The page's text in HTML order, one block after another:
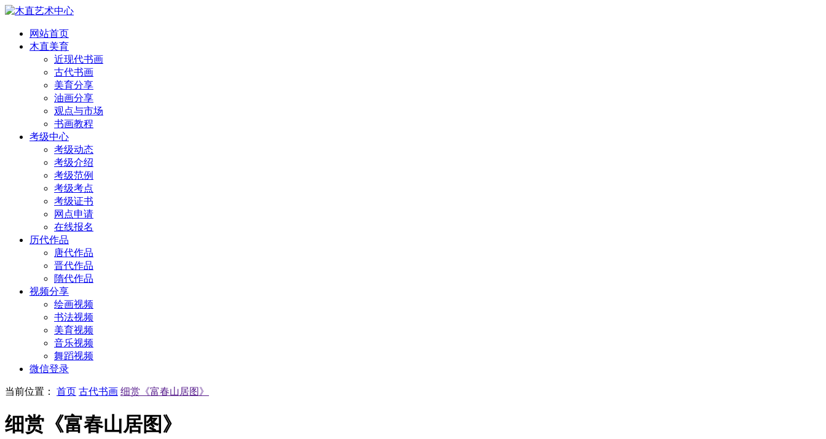
网站首页
木直美育
近现代书画
古代书画
美育分享
油画分享
观点与市场
书画教程
考级中心
考级动态
考级介绍
考级范例
考级考点
考级证书
网点申请
在线报名
历代作品
唐代作品
晋代作品
隋代作品
视频分享
绘画视频
书法视频
美育视频
音乐视频
舞蹈视频
微信登录
当前位置： 首页 古代书画 细赏《富春山居图》
细赏《富春山居图》